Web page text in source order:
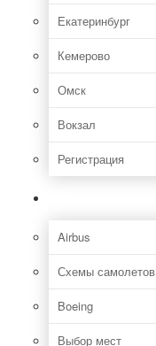
Екатеринбург
Кемерово
Омск
Вокзал
Регистрация
Airbus
Схемы самолетов
Boeing
Выбор мест